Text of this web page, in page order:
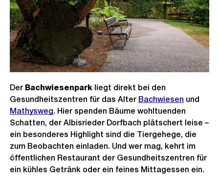
Der Bachwiesenpark liegt direkt bei den
Gesundheitszentren für das Alter Bachwiesen und
Mathysweg. Hier spenden Bäume wohltuenden
Schatten, der Albisrieder Dorfbach plätschert leise –
ein besonderes Highlight sind die Tiergehege, die
zum Beobachten einladen. Und wer mag, kehrt im
öffentlichen Restaurant der Gesundheitszentren für
ein kühles Getränk oder ein feines Mittagessen ein.